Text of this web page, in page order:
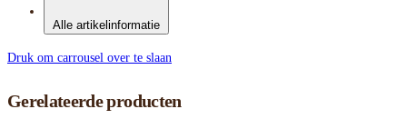
Alle artikelinformatie
Druk om carrousel over te slaan
Gerelateerde producten